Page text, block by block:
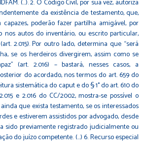
(…). 2. O Código Civil, por sua vez, autoriza
da existência de testamento, que,
poderão fazer partilha amigável, por
nos autos do inventário, ou escrito particular,
2.015). Por outro lado, determina que “será
se os herdeiros divergirem, assim como se
(art. 2.016) – bastará, nesses casos, a
do acordado, nos termos do art. 659 do
sistemática do caput e do § 1° do art. 610 do
e 2.016 do CC/2002, mostra-se possível o
que exista testamento, se os interessados
e estiverem assistidos por advogado, desde
sido previamente registrado judicialmente ou
do juízo competente. (…) 6. Recurso especial